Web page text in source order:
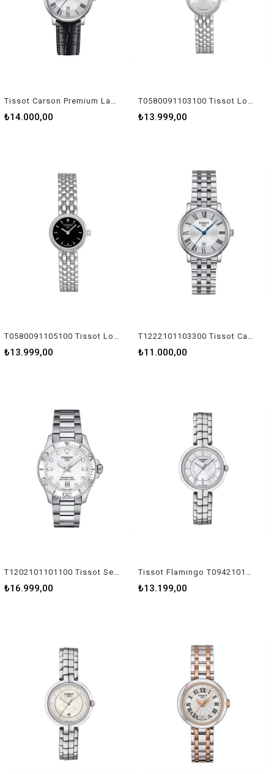
₺14.000,00 ₺13.999,00
T0580091105100 Tissot Lovely Kadın Kol Saati T058.009.11.051.00
₺13.999,00
T1222101103300 Tissot Carson Premium Kadın Kol Saati T122.210.11.033.00
₺11.000,00
₺16.999,00 ₺13.199,00